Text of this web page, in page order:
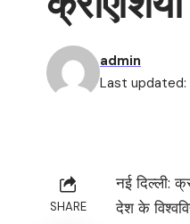
Last updated:
admin
SHARE
नई दिल्ली:
देश के